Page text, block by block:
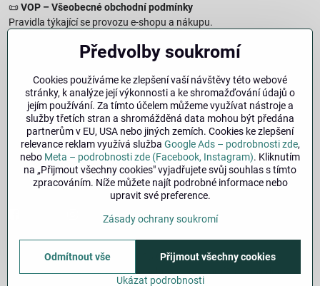
📜VOP – Všeobecné obchodní podmínky
Pravidla týkající se provozu e-shopu a nákupu.
Zásady zpracování osobních údajů
Jak chráníme a zpracováváme vaše osobní údaje.
Informace o cookies
Informace o používaných cookies a zpracování údajů na webu.
Právo na odstoupení – 14denní vrácení
Postup a podmínky odstoupení od nákupu.
Impresum
Údaje o provozovateli a právní informace.
Bezpečnost
Instagram
Copyright
Předvolby soukromíZásady ochrany soukromíStav objednávky
Předvolby soukromí
Cookies používáme ke zlepšení vaší návštěvy této webové
stránky, k analýze její výkonnosti a ke shromažďování údajů o
jejím používání. Za tímto účelem můžeme využívat nástroje a
služby třetích stran a shromážděná data mohou být předána
partnerům v EU, USA nebo jiných zemích. Cookies ke zlepšení
relevance reklam využívá služba Google Ads – podrobnosti zde,
nebo Meta – podrobnosti zde (Facebook, Instagram). Kliknutím
na „Přijmout všechny cookies" vyjadřujete svůj souhlas s tímto
zpracováním. Níže můžete najít podrobné informace nebo
upravit své preference.
Zásady ochrany soukromí
Ukázat podrobnosti
Přijmout všechny cookies
Odmítnout vše